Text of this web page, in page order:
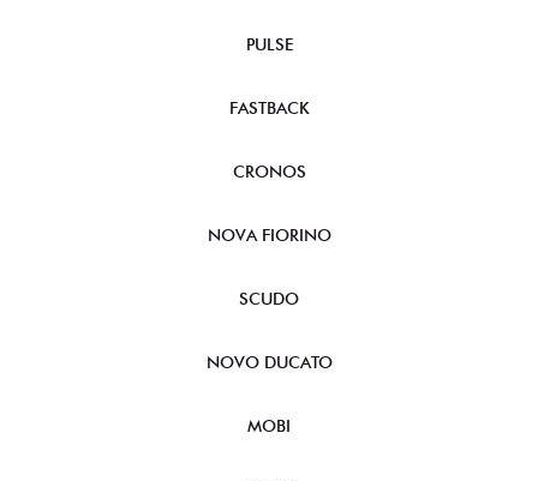
PULSE
FASTBACK
CRONOS
NOVA FIORINO
SCUDO
NOVO DUCATO
MOBI